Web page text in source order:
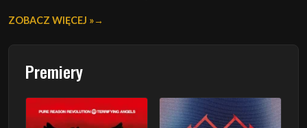
ZOBACZ WIĘCEJ »
Premiery